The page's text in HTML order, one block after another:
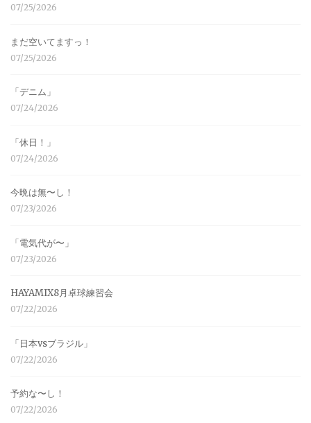
07/25/2026
まだ空いてますっ！
07/25/2026
「デニム」
07/24/2026
「休日！」
07/24/2026
今晩は無〜し！
07/23/2026
「電気代が〜」
07/23/2026
HAYAMIX8月卓球練習会
07/22/2026
「日本vsブラジル」
07/22/2026
予約な〜し！
07/22/2026